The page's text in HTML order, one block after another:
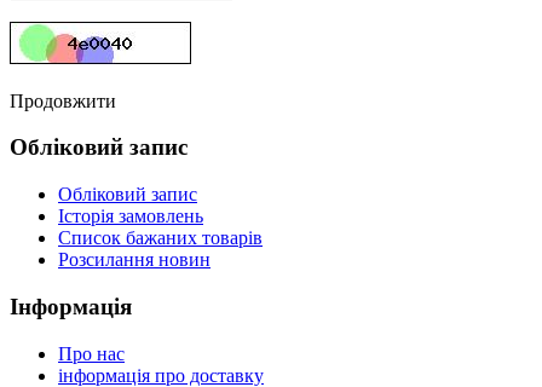
Продовжити
Обліковий запис
Обліковий запис
Історія замовлень
Список бажаних товарів
Розсилання новин
Інформація
Про нас
інформація про доставку